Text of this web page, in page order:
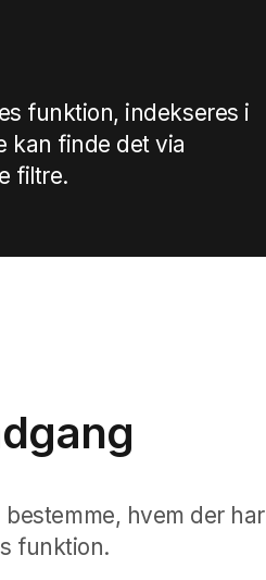
funktion, indekseres i
kan finde det via
filtre.
hvem der har
funktion.